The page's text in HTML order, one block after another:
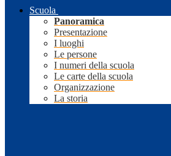
Scuola
Panoramica
Presentazione
I luoghi
Le persone
I numeri della scuola
Le carte della scuola
Organizzazione
La storia